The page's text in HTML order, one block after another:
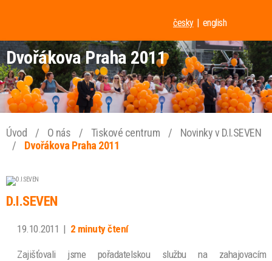
česky english
Dvořákova Praha 2011
Úvod / O nás / Tiskové centrum /
Novinky v D.I.SEVEN
/
Dvořákova Praha 2011
D.I.SEVEN
19.10.2011 | 2 minuty čtení
Zajišťovali jsme pořadatelskou službu na zahajovacím